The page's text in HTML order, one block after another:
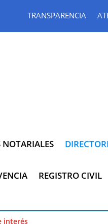
TRANSPARENCIA
NOTARIALES
REGISTRO CIVIL